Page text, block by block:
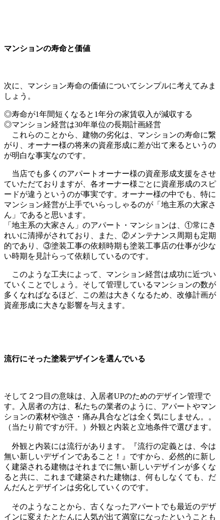
マンションの寿命と価値
次に、マンション寿命の価値についてシンプルに考えてみま
しょう。
◎寿命が1年間短くなると1年分の家賃収入が減収する
◎マンション経営は30年単位の長期計画経営
これらのことから、建物の劣化は、マンションの寿命に繋
がり、オーナー様の将来の資産形成に差が出て来るというの
が明白な事実なのです。
当店でも多くのアパートオーナー様の資産形成支援をさせ
ていただておりますが、各オーナー様ごとに資産形成のスピ
ードが違うというのが事実です。オーナー様の中でも、特に
マンション経営が上手でいらっしゃるのが「地主系の大家さ
ん」であると思います。
「地主系の大家さん」のアパート・マンションは、①常にき
れいに清掃がされており、また、②メンテナンス周期も定期
的であり、③塗装工事の依頼時期も塗装工事店の仕事が少な
い時期を見計らって依頼しているのです。
このような工夫によって、マンション経営は成功に近づい
ていくことでしょう。そして管理しているマンションの数が
多くなればなるほど、この差は大きくなるため、改修計画が
資産形成に大きな影響を与えます。
流行にそった塗装デザインを選んでいる
そして２つ目の意味は、入居者UPのためのデザイン管理で
す。入居者の方は、私たちの業者のように、アパートやマン
ションの素材や強さ・痛み具合などは全く気にしません。。
（当たり前ですが汗。）外観と内装と立地条件で選びます。
外観と内装には流行があります。『流行の定義とは、今は
無い新しいデザインであること！』ですから、必然的に新し
く建築される建物はそれまでに無い新しいデザインが多くな
ると共に、これまで建築された建物は、何もしなくても、だ
んだんとデザインは劣化していくのです。
そのようなことから、古くなったアパートでも最近のデザ
インに変えたとたんに人気が出て満室になったということも